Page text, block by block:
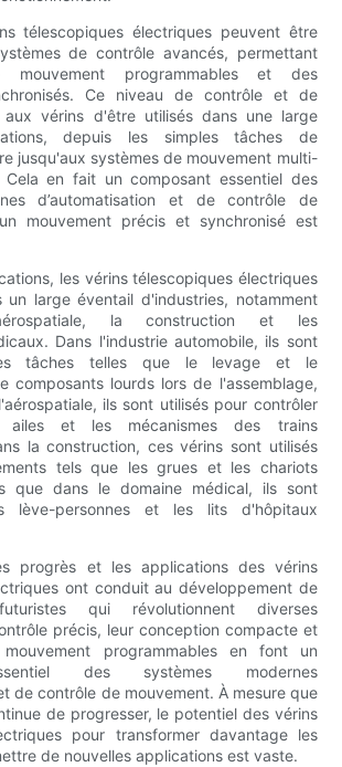
télescopiques électriques peuvent être
de contrôle avancés, permettant
programmables et des
Ce niveau de contrôle et de
vérins d'être utilisés dans une large
depuis les simples tâches de
jusqu'aux systèmes de mouvement multi-
Cela en fait un composant essentiel des
d’automatisation et de contrôle de
mouvement précis et synchronisé est
les vérins télescopiques électriques
un large éventail d'industries, notamment
la construction et les
Dans l'industrie automobile, ils sont
tâches telles que le levage et le
composants lourds lors de l'assemblage,
ils sont utilisés pour contrôler
et les mécanismes des trains
la construction, ces vérins sont utilisés
tels que les grues et les chariots
que dans le domaine médical, ils sont
lève-personnes et les lits d'hôpitaux
progrès et les applications des vérins
ont conduit au développement de
qui révolutionnent diverses
précis, leur conception compacte et
programmables en font un
des systèmes modernes
de contrôle de mouvement. À mesure que
de progresser, le potentiel des vérins
pour transformer davantage les
de nouvelles applications est vaste.